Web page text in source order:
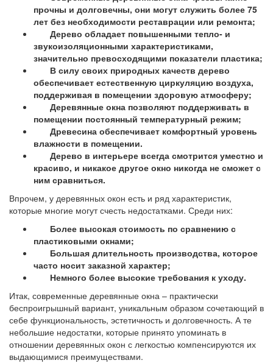
прочны и долговечны, они могут служить более 75
лет без необходимости реставрации или ремонта;
Дерево обладает повышенными тепло- и
звукоизоляционными характеристиками,
значительно превосходящими показатели пластика;
В силу своих природных качеств дерево
обеспечивает естественную циркуляцию воздуха,
поддерживая в помещении здоровую атмосферу;
Деревянные окна позволяют поддерживать в
помещении постоянный температурный режим;
Древесина обеспечивает комфортный уровень
влажности в помещении.
Дерево в интерьере всегда смотрится уместно и
красиво, и никакое другое окно никогда не сможет с
ним сравниться.
Впрочем, у деревянных окон есть и ряд характеристик,
которые многие могут счесть недостатками. Среди них:
Более высокая стоимость по сравнению с
пластиковыми окнами;
Большая длительность производства, которое
часто носит заказной характер;
Немного более высокие требования к уходу.
Итак, современные деревянные окна – практически
беспроигрышный вариант, уникальным образом сочетающий в
себе функциональность, эстетичность и долговечность. А те
небольшие недостатки, которые принято упоминать в
отношении деревянных окон с легкостью компенсируются их
выдающимися преимуществами.